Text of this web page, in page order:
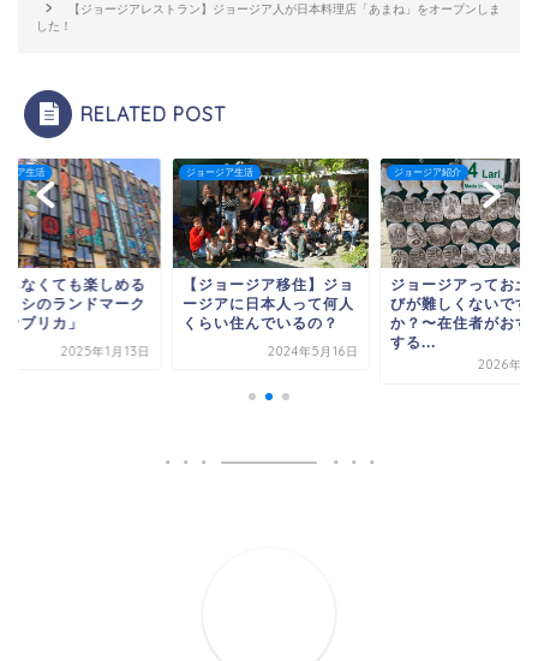
【ジョージアレストラン】ジョージア人が日本料理店「あまね」をオープンしま
した！
RELATED POST
ジア生活
ョージア移住】ジョ
アに日本人って何人
い住んでいるの？
2024年5月16日
ジョージア紹介
ジョージアってお土産選
びが難しくないです
か？〜在住者がおすすめ
ジョージア生活
宿泊しなくても楽し
トビリシのランドマ
「ファブリカ」